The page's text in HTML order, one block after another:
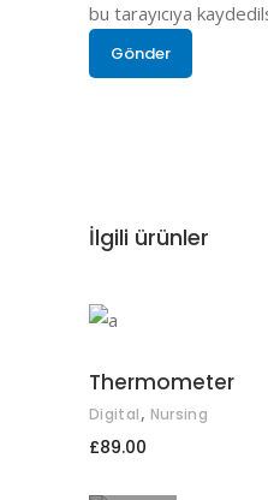
bu tarayıcıya
İlgili ürünler
Thermometer
Digital, Nursing
£89.00